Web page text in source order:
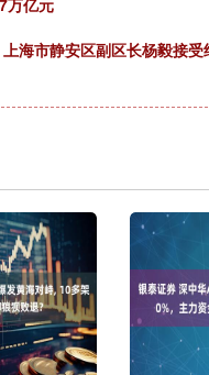
万亿元
海市静安区副区长杨毅接